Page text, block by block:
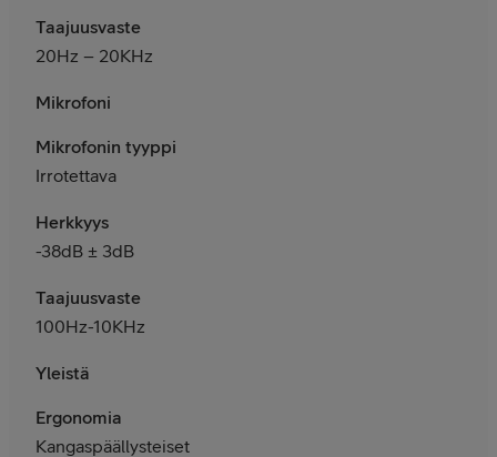
Taajuusvaste
20Hz – 20KHz
Mikrofoni
Mikrofonin tyyppi
Irrotettava
Herkkyys
-38dB ± 3dB
Taajuusvaste
100Hz-10KHz
Yleistä
Ergonomia
Kangaspäällysteiset